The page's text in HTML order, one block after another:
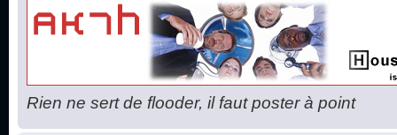
Rien ne sert de flooder, il faut poster à point